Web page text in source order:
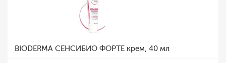
BIODERMA СЕНСИБИО ФОРТЕ крем, 40 мл